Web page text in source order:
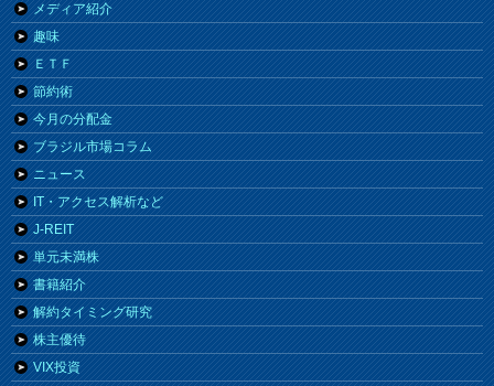
メディア紹介
趣味
ＥＴＦ
節約術
今月の分配金
ブラジル市場コラム
ニュース
IT・アクセス解析など
J-REIT
単元未満株
書籍紹介
解約タイミング研究
株主優待
VIX投資